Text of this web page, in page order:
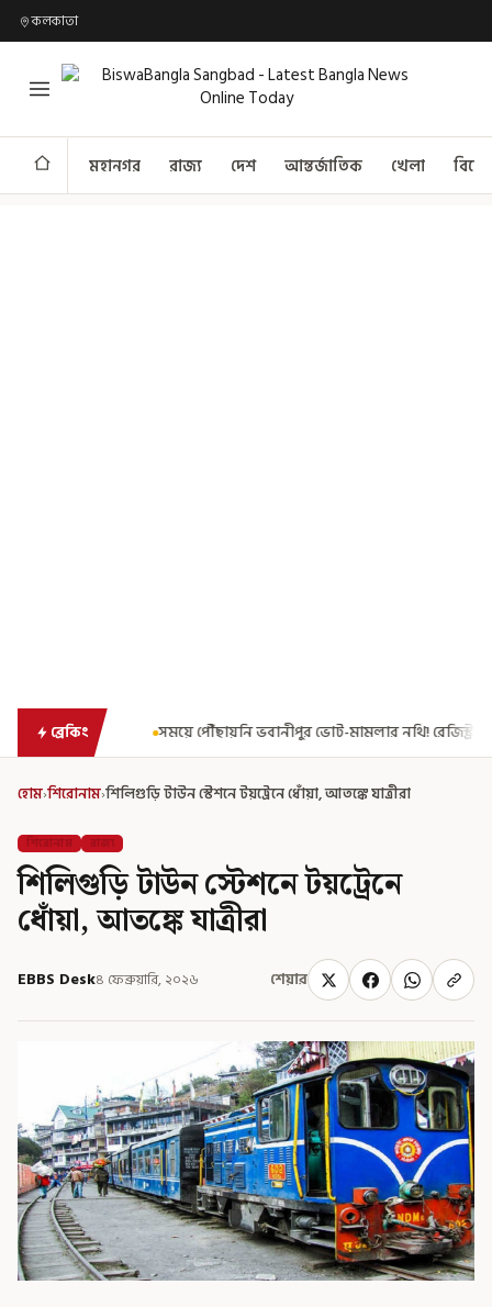
কলকাতা
মহানগর রাজ্য দেশ আন্তর্জাতিক খেলা
ব্রেকিং
পৌঁছায়নি ভবানীপুর ভোট-মামলার নথি! রেজিস্ট্রার জেনারেলের কাছে রিপোর্ট
হোম›শিরোনাম›শিলিগুড়ি টাউন স্টেশনে টয়ট্রেনে ধোঁয়া, আতঙ্কে যাত্রীরা
শিরোনাম রাজ্য
শিলিগুড়ি টাউন স্টেশনে টয়ট্রেনে
ধোঁয়া, আতঙ্কে যাত্রীরা
EBBS Desk৪ ফেব্রুয়ারি, ২০২৬ শেয়ার